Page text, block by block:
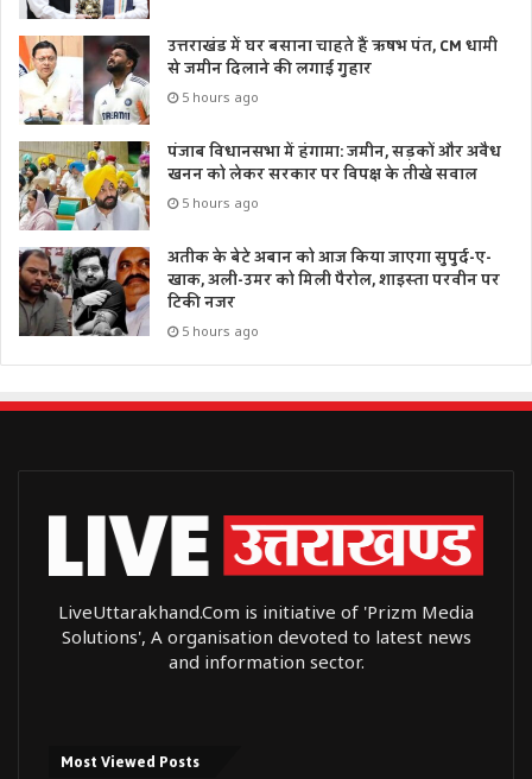
उत्तराखंड में घर बसाना चाहते हैं ऋषभ पंत, CM धामी
से जमीन दिलाने की लगाई गुहार
5 hours ago
पंजाब विधानसभा में हंगामा: जमीन, सड़कों और अवैध
खनन को लेकर सरकार पर विपक्ष के तीखे सवाल
5 hours ago
अतीक के बेटे अबान को आज किया जाएगा सुपुर्द-ए-
खाक, अली-उमर को मिली पैरोल, शाइस्ता परवीन पर
टिकी नजर
5 hours ago
LiveUttarakhand.Com is initiative of 'Prizm Media
Solutions', A organisation devoted to latest news
and information sector.
Most Viewed Posts